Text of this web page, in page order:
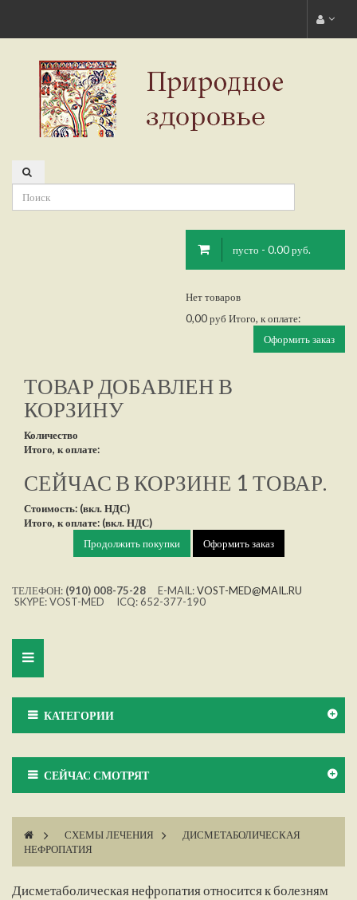
пусто - 0.00 руб.
Нет товаров
0,00 руб Итого, к оплате:
Оформить заказ
ТОВАР ДОБАВЛЕН В
КОРЗИНУ
Количество
Итого, к оплате:
СЕЙЧАС В КОРЗИНЕ 1 ТОВАР.
Стоимость: (вкл. НДС)
Итого, к оплате: (вкл. НДС)
Продолжить покупки
Оформить заказ
ТЕЛЕФОН: (910) 008-75-28 E-MAIL:VOST-MED@MAIL.RU
SKYPE: VOST-MED ICQ: 652-377-190
Toggle
КАТЕГОРИИ
СЕЙЧАС СМОТРЯТ
> СХЕМЫ ЛЕЧЕНИЯ >
ДИСМЕТАБОЛИЧЕСКАЯ
НЕФРОПАТИЯ
Дисметаболическая нефропатия относится к болезням